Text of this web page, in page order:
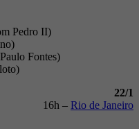
Pedro II)
Fontes)
22/1
16h – Rio de Janeiro